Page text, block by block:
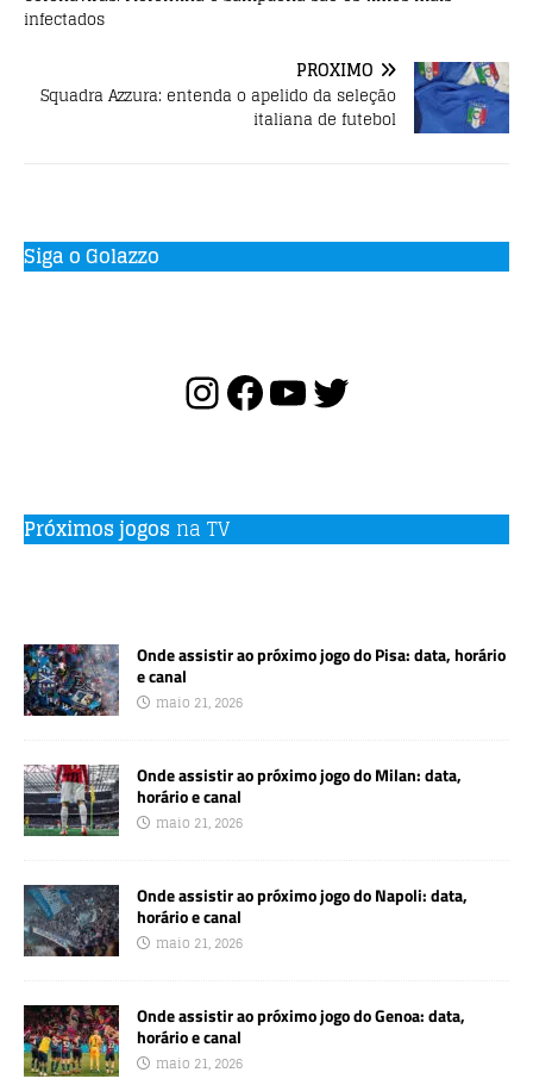
infectados
PRÓXIMO
Squadra Azzura: entenda o apelido da seleção
italiana de futebol
Siga o Golazzo
Próximos jogos na TV
Onde assistir ao próximo jogo do Pisa: data, horário
e canal
maio 21, 2026
Onde assistir ao próximo jogo do Milan: data,
horário e canal
maio 21, 2026
Onde assistir ao próximo jogo do Napoli: data,
horário e canal
maio 21, 2026
Onde assistir ao próximo jogo do Genoa: data,
horário e canal
maio 21, 2026